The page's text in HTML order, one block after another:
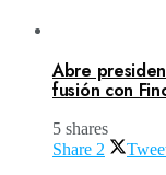
Abre
fusión con
5 shares
Share 2